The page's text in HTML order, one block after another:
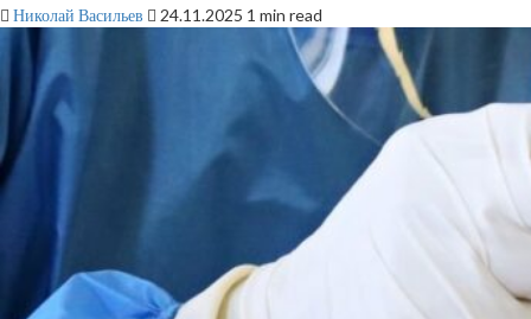
Николай Васильев 24.11.2025 1 min read